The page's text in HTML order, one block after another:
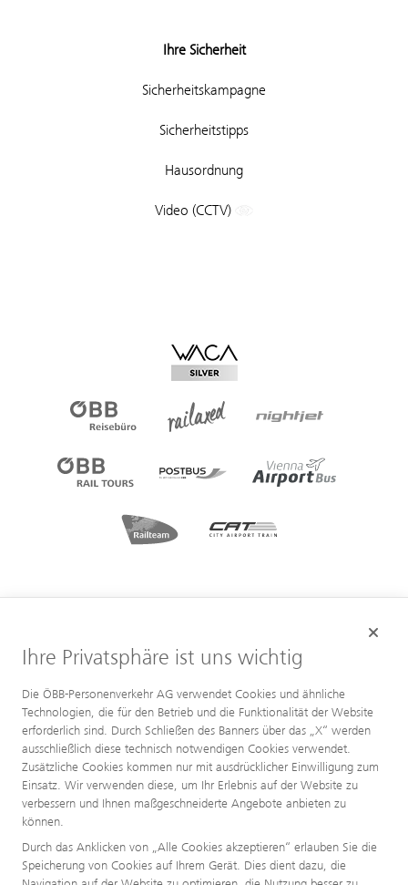
Ihre Privatsphäre ist uns wichtig
Die ÖBB-Personenverkehr AG verwendet Cookies und ähnliche
Technologien, die für den Betrieb und die Funktionalität der Website
erforderlich sind. Durch Schließen des Banners über das „X“ werden
ausschließlich diese technisch notwendigen Cookies verwendet.
Zusätzliche Cookies kommen nur mit ausdrücklicher Einwilligung zum
Einsatz. Wir verwenden diese, um Ihr Erlebnis auf der Website zu
verbessern und Ihnen maßgeschneiderte Angebote anbieten zu
können.
Durch das Anklicken von „Alle Cookies akzeptieren“ erlauben Sie die
Speicherung von Cookies auf Ihrem Gerät. Dies dient dazu, die
Ihre Sicherheit
Sicherheitskampagne
Sicherheitstipps
Hausordnung
Video (CCTV)